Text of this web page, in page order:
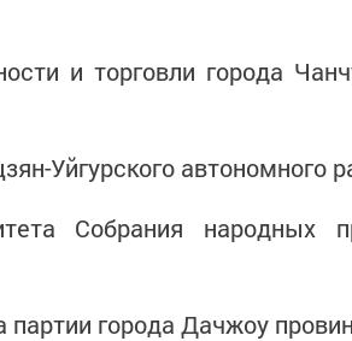
и торговли города
Уйгурского автономного
Собрания народных
партии города Дачжоу